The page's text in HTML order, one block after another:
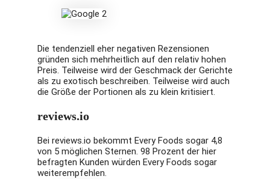
Die tendenziell eher negativen Rezensionen
gründen sich mehrheitlich auf den relativ hohen
Preis. Teilweise wird der Geschmack der Gerichte
als zu exotisch beschreiben. Teilweise wird auch
die Größe der Portionen als zu klein kritisiert.
reviews.io
Bei reviews.io bekommt Every Foods sogar 4,8
von 5 möglichen Sternen. 98 Prozent der hier
befragten Kunden würden Every Foods sogar
weiterempfehlen.